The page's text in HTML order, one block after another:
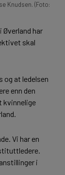
Knudsen. (Foto:
Øverland har
skal
og at ledelsen
enn den
kvinnelige
Vi har en
i